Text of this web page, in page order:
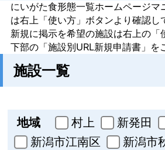
にいがた食形態一覧ホームページ
は右上「使い方」ボタンより確認し
新規に掲示を希望の施設は右上の
下部の「施設別URL新規申請書」を
施設一覧
地域 全て村上 新発田
新潟市江南区
新潟市